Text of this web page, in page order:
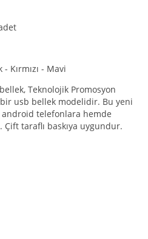
Kırmızı - Mavi
Teknolojik Promosyon
usb bellek modelidir. Bu yeni
telefonlara hemde
taraflı baskıya uygundur.